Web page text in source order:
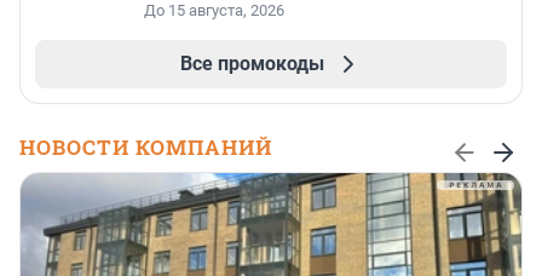
До 15 августа, 2026
Все промокоды
НОВОСТИ КОМПАНИЙ